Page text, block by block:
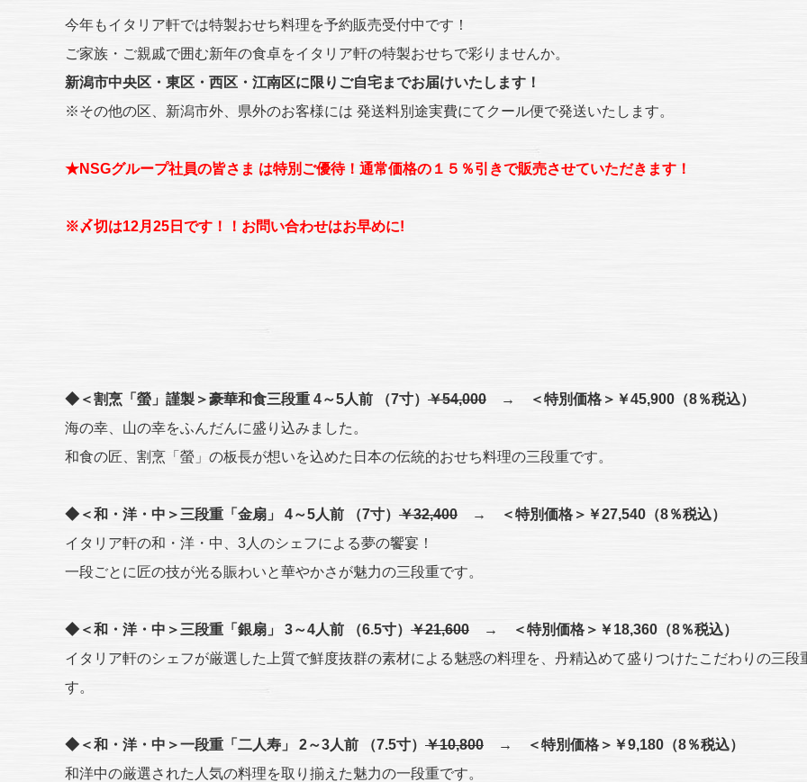
今年もイタリア軒では特製おせち料理を予約販売受付中です！
ご家族・ご親戚で囲む新年の食卓をイタリア軒の特製おせちで彩りませんか。
新潟市中央区・東区・西区・江南区に限りご自宅までお届けいたします！
※その他の区、新潟市外、県外のお客様には 発送料別途実費にてクール便で発送いたします。
★NSGグループ社員の皆さま は特別ご優待！通常価格の１５％引きで販売させていただきます！
※〆切は12月25日です！！お問い合わせはお早めに!
◆＜割烹「螢」謹製＞豪華和食三段重 4～5人前 （7寸） ￥54,000 → ＜特別価格＞￥45,900（8％税込）
海の幸、山の幸をふんだんに盛り込みました。
和食の匠、割烹「螢」の板長が想いを込めた日本の伝統的おせち料理の三段重です。
◆＜和・洋・中＞三段重「金扇」 4～5人前 （7寸） ￥32,400 → ＜特別価格＞￥27,540（8％税込）
イタリア軒の和・洋・中、3人のシェフによる夢の饗宴！
一段ごとに匠の技が光る賑わいと華やかさが魅力の三段重です。
◆＜和・洋・中＞三段重「銀扇」 3～4人前 （6.5寸） ￥21,600 → ＜特別価格＞￥18,360（8％税込）
イタリア軒のシェフが厳選した上質で鮮度抜群の素材による魅惑の料理を、丹精込めて盛りつけたこだわりの三段
す。
◆＜和・洋・中＞一段重「二人寿」 2～3人前 （7.5寸） ￥10,800 → ＜特別価格＞￥9,180（8％税込）
和洋中の厳選された人気の料理を取り揃えた魅力の一段重です。